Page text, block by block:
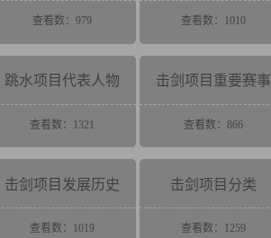
查看数：979 查看数：1010
跳水项目代表人物
查看数：1321
击剑项目重要赛事
查看数：866
击剑项目发展历史
查看数：1019
击剑项目分类
查看数：1259